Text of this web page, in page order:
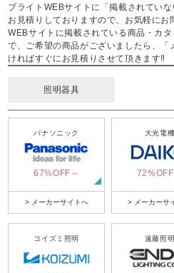
ブライトWEBサイトに「掲載されてい
お見積りしておりますので、お気軽にお
WEBサイトに掲載されている商品・カ
で、ご希望の商品がございましたら、「
ければすぐにお見積りさせて頂きます‼
照明器具
パナソニック
67%OFF～
> メーカーサイトへ
大光電機
72%OFF
> メーカーサ
コイズミ照明 遠藤照明